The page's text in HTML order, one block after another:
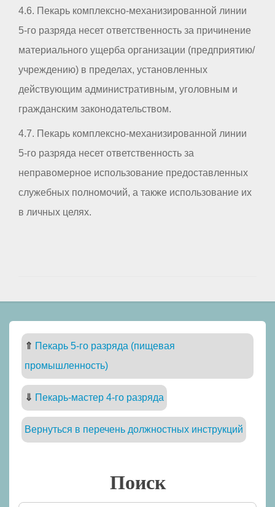
4.6. Пекарь комплексно-механизированной линии
5-го разряда несет ответственность за причинение
материального ущерба организации (предприятию/
учреждению) в пределах, установленных
действующим административным, уголовным и
гражданским законодательством.
4.7. Пекарь комплексно-механизированной линии
5-го разряда несет ответственность за
неправомерное использование предоставленных
служебных полномочий, а также использование их
в личных целях.
⇑ Пекарь 5-го разряда (пищевая
промышленность)
⇓ Пекарь-мастер 4-го разряда
Вернуться в перечень должностных инструкций
Поиск